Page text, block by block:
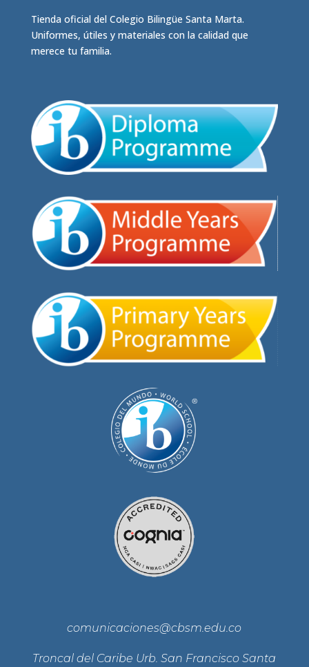
Tienda oficial del Colegio Bilingüe Santa Marta.
Uniformes, útiles y materiales con la calidad que
merece tu familia.
comunicaciones@cbsm.edu.co
Troncal del Caribe Urb. San Francisco Santa